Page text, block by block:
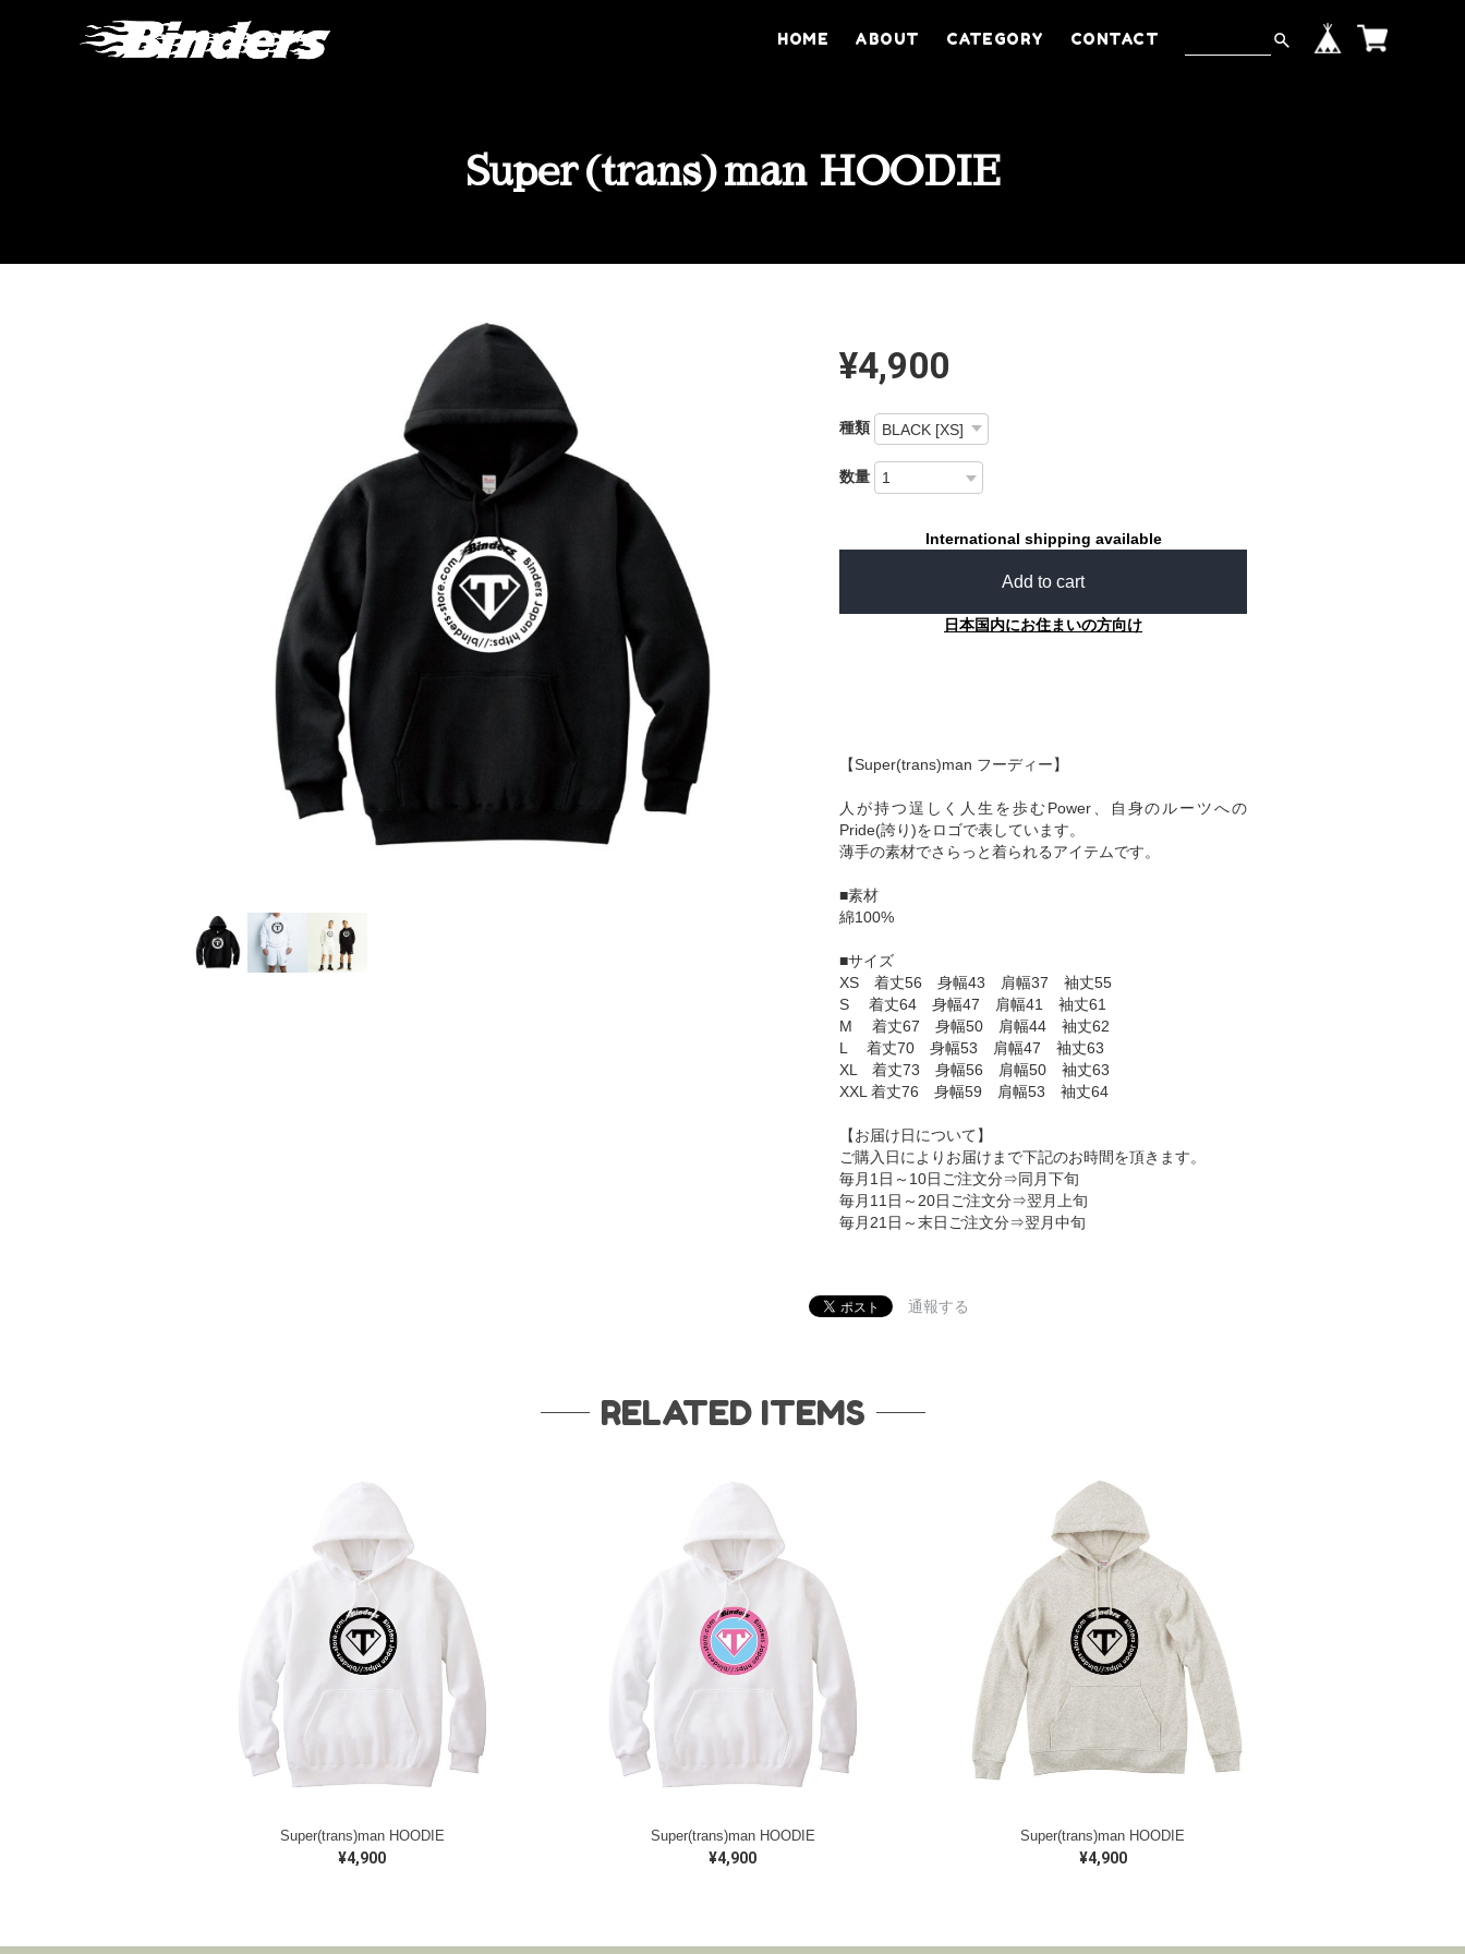
HOME ABOUT CATEGORY CONTACT
Super(trans)man HOODIE
¥4,900
種類
数量
International shipping available
Add to cart
日本国内にお住まいの方向け
【Super(trans)man フーディー】
人が持つ逞しく人生を歩むPower、自身のルーツへの
Pride(誇り)をロゴで表しています。
薄手の素材でさらっと着られるアイテムです。
■素材
綿100%
■サイズ
XS 着丈56 身幅43 肩幅37 袖丈55
S 着丈64 身幅47 肩幅41 袖丈61
M 着丈67 身幅50 肩幅44 袖丈62
L 着丈70 身幅53 肩幅47 袖丈63
XL 着丈73 身幅56 肩幅50 袖丈63
XXL 着丈76 身幅59 肩幅53 袖丈64
【お届け日について】
ご購入日によりお届けまで下記のお時間を頂きます。
毎月1日～10日ご注文分⇒同月下旬
毎月11日～20日ご注文分⇒翌月上旬
毎月21日～末日ご注文分⇒翌月中旬
通報する
RELATED ITEMS
Super(trans)man HOODIE
¥4,900
Super(trans)man HOODIE
¥4,900
Super(trans)man HOODIE
¥4,900